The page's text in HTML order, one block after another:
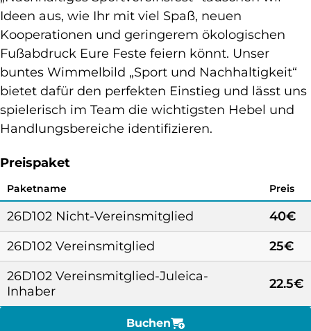
Ideen aus, wie Ihr mit viel Spaß, neuen
Kooperationen und geringerem ökologischen
Fußabdruck Eure Feste feiern könnt. Unser
buntes Wimmelbild „Sport und Nachhaltigkeit“
bietet dafür den perfekten Einstieg und lässt uns
spielerisch im Team die wichtigsten Hebel und
Handlungsbereiche identifizieren.
Buchen
Preispaket
Paketname Preis
26D102 Nicht-Vereinsmitglied
40€
26D102 Vereinsmitglied
25€
26D102 Vereinsmitglied-Juleica-
Inhaber
22.5€